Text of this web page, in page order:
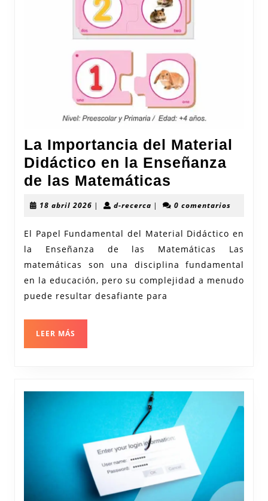
La Importancia del Material
Didáctico en la Enseñanza
de las Matemáticas
Material
Didáctico
en
la
18 abril 2026 18| d-recercad-| 0 comentarios
El Papel Fundamental del Material Didáctico en
la Enseñanza de las Matemáticas Las
matemáticas son una disciplina fundamental
en la educación, pero su complejidad a menudo
puede resultar desafiante para
LEER MÁS